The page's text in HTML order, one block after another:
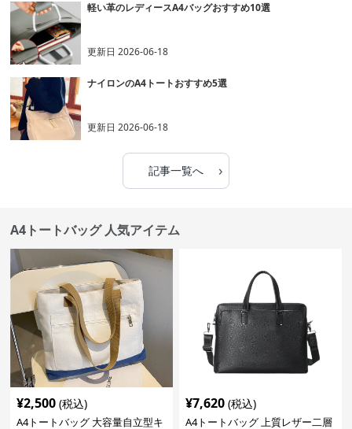
軽い革のレディースA4バッグおすすめ10選
更新日2026-06-18
ナイロンのA4トートおすすめ5選
更新日2026-06-18
記事一覧へ ›
A4トートバッグ 人気アイテム
¥2,500 (税込)
A4トートバッグ 大容量自立型キ
¥7,620 (税込)
A4トートバッグ 上質レザー二層